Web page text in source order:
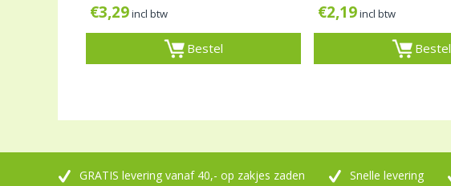
€3,29incl btw
Bestel
€2,19incl btw
Bestel
GRATIS levering vanaf 40,- op zakjes zaden Snelle levering